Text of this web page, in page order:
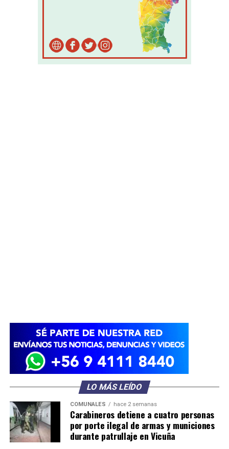
LO MÁS LEÍDO
COMUNALES hace 2 semanas
Carabineros detiene a cuatro personas
por porte ilegal de armas y municiones
durante patrullaje en Vicuña